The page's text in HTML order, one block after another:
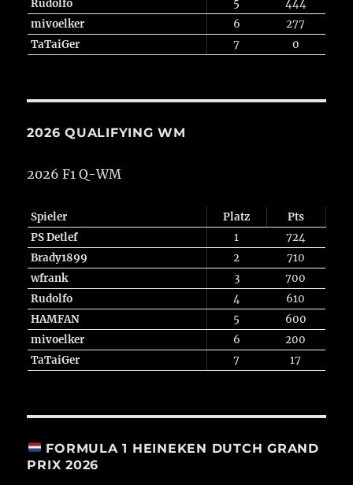
Rudolfo 5
444
mivoelker
6
277
TaTaiGer
7 0
2026 QUALIFYING WM
2026 F1 Q-WM
Spieler Platz
Pts
PS Detlef
1
724
Brady1899
2
710
wfrank
3
700
Rudolfo
4
610
HAMFAN
5
600
mivoelker
6
200
TaTaiGer
7 17
FORMULA 1 HEINEKEN DUTCH GRAND
PRIX 2026